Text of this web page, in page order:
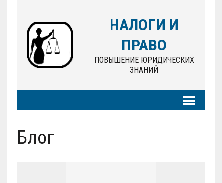
НАЛОГИ И
ПРАВО
ПОВЫШЕНИЕ ЮРИДИЧЕСКИХ
ЗНАНИЙ
Блог